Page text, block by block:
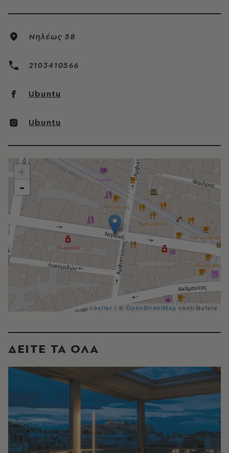
Νηλέως 58
2103410566
Ubuntu
Ubuntu
-
Leaflet | ©OpenStreetMap contributors
ΔΕΙΤΕ ΤΑ ΟΛΑ